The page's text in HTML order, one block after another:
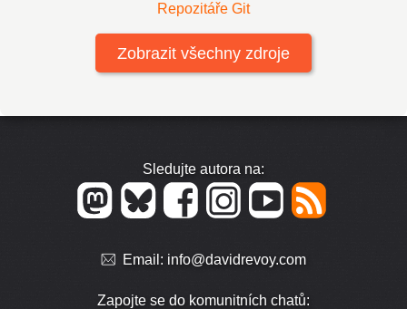
Repozitáře Git
Zobrazit všechny zdroje
Sledujte autora na:
Email: info@davidrevoy.com
Zapojte se do komunitních chatů: